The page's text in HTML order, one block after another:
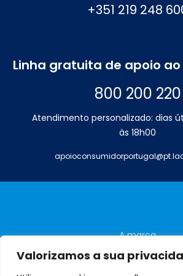
Valorizamos a sua
+351 219 248
Linha gratuita de apoio
800 200 220
Atendimento personalizado: dias
às 18h00
A marca
Perguntas
Contactos